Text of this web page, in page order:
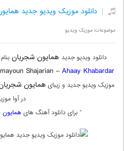
دانلود موزیک ویدیو جدید
موضوعات:موزیک ویدیو
دانلود ویدیو جدید همایون شجریان
Shajarian –Ahaay Khabardar
موزیک ویدیو جدید و زیبایهمایون
در آوا
” برای دانلود آهنگ های